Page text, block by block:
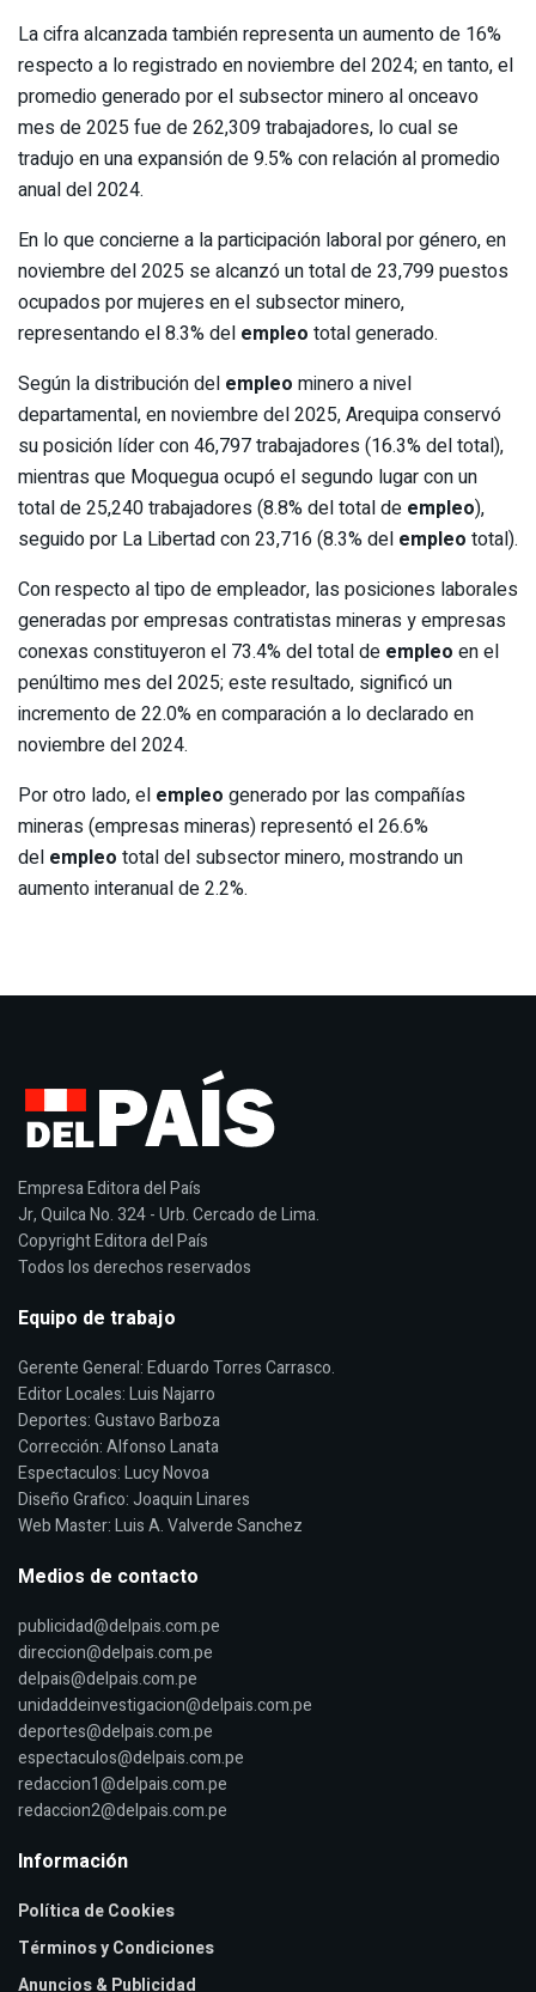
La cifra alcanzada también representa un aumento de 16%
respecto a lo registrado en noviembre del 2024; en tanto, el
promedio generado por el subsector minero al onceavo
mes de 2025 fue de 262,309 trabajadores, lo cual se
tradujo en una expansión de 9.5% con relación al promedio
anual del 2024.
En lo que concierne a la participación laboral por género, en
noviembre del 2025 se alcanzó un total de 23,799 puestos
ocupados por mujeres en el subsector minero,
representando el 8.3% del empleo total generado.
Según la distribución del empleo minero a nivel
departamental, en noviembre del 2025, Arequipa conservó
su posición líder con 46,797 trabajadores (16.3% del total),
mientras que Moquegua ocupó el segundo lugar con un
total de 25,240 trabajadores (8.8% del total de empleo),
seguido por La Libertad con 23,716 (8.3% del empleo total).
Con respecto al tipo de empleador, las posiciones laborales
generadas por empresas contratistas mineras y empresas
conexas constituyeron el 73.4% del total de empleo en el
penúltimo mes del 2025; este resultado, significó un
incremento de 22.0% en comparación a lo declarado en
noviembre del 2024.
Por otro lado, el empleo generado por las compañías
mineras (empresas mineras) representó el 26.6%
del empleo total del subsector minero, mostrando un
aumento interanual de 2.2%.
Empresa Editora del País
Jr, Quilca No. 324 - Urb. Cercado de Lima.
Copyright Editora del País
Todos los derechos reservados
Equipo de trabajo
Gerente General: Eduardo Torres Carrasco.
Editor Locales: Luis Najarro
Deportes: Gustavo Barboza
Corrección: Alfonso Lanata
Espectaculos: Lucy Novoa
Diseño Grafico: Joaquin Linares
Web Master: Luis A. Valverde Sanchez
Medios de contacto
publicidad@delpais.com.pe
direccion@delpais.com.pe
delpais@delpais.com.pe
unidaddeinvestigacion@delpais.com.pe
deportes@delpais.com.pe
espectaculos@delpais.com.pe
redaccion1@delpais.com.pe
redaccion2@delpais.com.pe
Información
Política de Cookies
Términos y Condiciones
Anuncios & Publicidad